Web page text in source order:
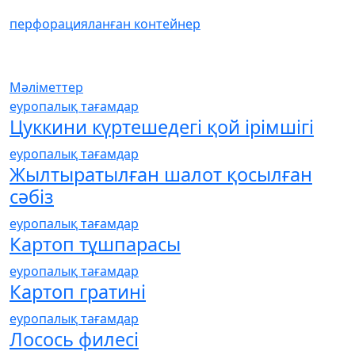
перфорацияланған контейнер
Мәліметтер
еуропалық тағамдар
Цуккини күртешедегі қой ірімшігі
еуропалық тағамдар
Жылтыратылған шалот қосылған
сәбіз
еуропалық тағамдар
Картоп тұшпарасы
еуропалық тағамдар
Картоп гратині
еуропалық тағамдар
Лосось филесі